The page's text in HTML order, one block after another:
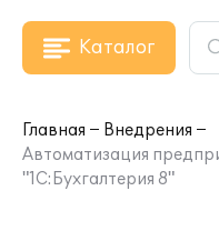
Каталог
Главная
Внедрения
Автоматизация
"1С:Бухгалтерия 8"